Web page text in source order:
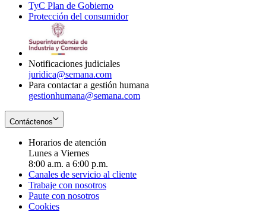
new
window
in
new
TyC Plan de Gobierno
in
Protección del consumidorOpens
Notificaciones judiciales
juridica@semana.com
Para contactar a gestión humana
gestionhumana@semana.com
Contáctenos
Horarios de atención
Lunes a Viernes
8:00 a.m. a 6:00 p.m.
Canales de servicio al cliente
Trabaje con nosotros
Paute con nosotros
Cookies